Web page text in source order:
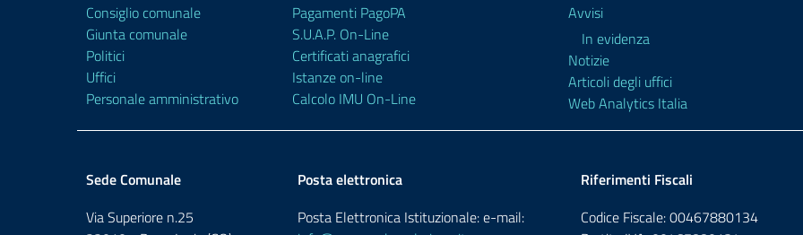
Consiglio comunale
Giunta comunale
Politici
Uffici
Personale amministrativo
Pagamenti PagoPA
S.U.A.P. On-Line
Certificati anagrafici
Istanze on-line
Calcolo IMU On-Line
Avvisi
In evidenza
Notizie
Articoli degli uffici
Web Analytics Italia
Sede Comunale
Via Superiore n.25
Posta elettronica
Posta Elettronica Istituzionale: e-mail:
Riferimenti Fiscali
Codice Fiscale: 00467880134